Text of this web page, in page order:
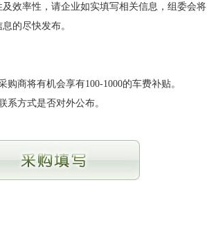
率性，请企业如实填写相关信息，组委会将
的尽快发布。
商将有机会享有100-1000的车费补贴。
方式是否对外公布。